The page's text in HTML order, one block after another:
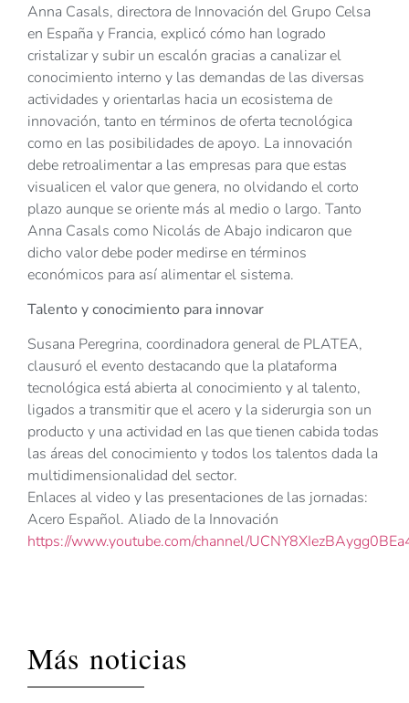
Anna Casals, directora de Innovación del Grupo Celsa
en España y Francia, explicó cómo han logrado
cristalizar y subir un escalón gracias a canalizar el
conocimiento interno y las demandas de las diversas
actividades y orientarlas hacia un ecosistema de
innovación, tanto en términos de oferta tecnológica
como en las posibilidades de apoyo. La innovación
debe retroalimentar a las empresas para que estas
visualicen el valor que genera, no olvidando el corto
plazo aunque se oriente más al medio o largo. Tanto
Anna Casals como Nicolás de Abajo indicaron que
dicho valor debe poder medirse en términos
económicos para así alimentar el sistema.
Talento y conocimiento para innovar
Susana Peregrina, coordinadora general de PLATEA,
clausuró el evento destacando que la plataforma
tecnológica está abierta al conocimiento y al talento,
ligados a transmitir que el acero y la siderurgia son un
producto y una actividad en las que tienen cabida todas
las áreas del conocimiento y todos los talentos dada la
multidimensionalidad del sector.
Enlaces al video y las presentaciones de las jornadas:
Acero Español. Aliado de la Innovación
https://www.youtube.com/channel/
Más noticias